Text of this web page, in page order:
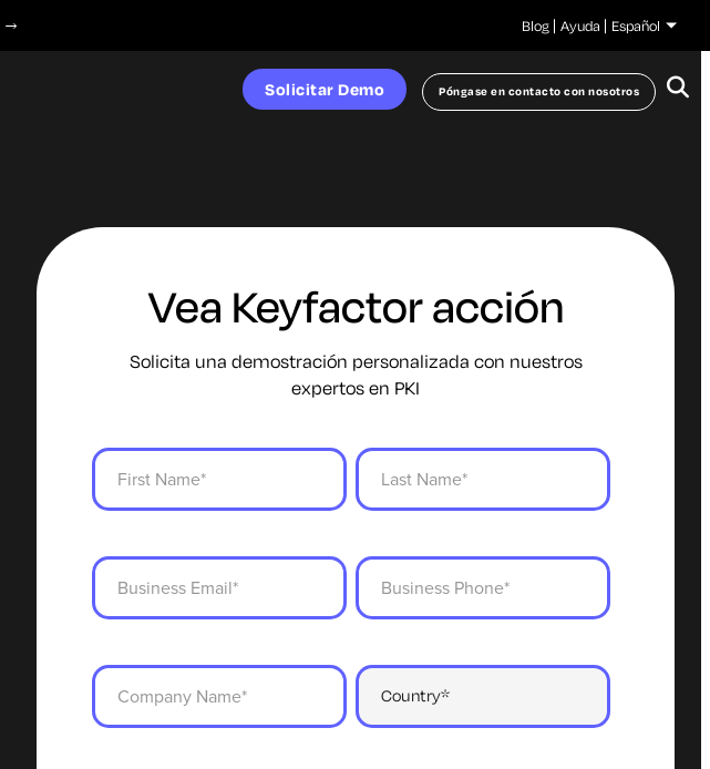
Blog Ayuda Español
Solicitar Demo Póngase en contacto con nosotros
Vea Keyfactor acción
Solicita una demostración personalizada con nuestros
expertos en PKI